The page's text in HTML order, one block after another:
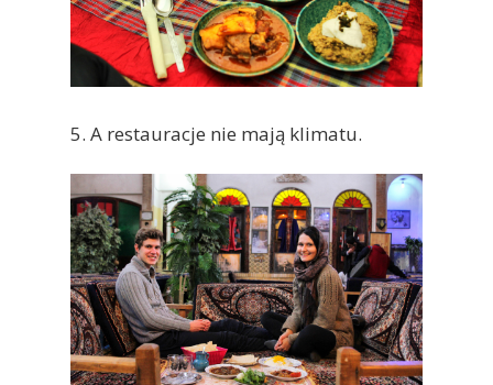
5. A restauracje nie mają klimatu.